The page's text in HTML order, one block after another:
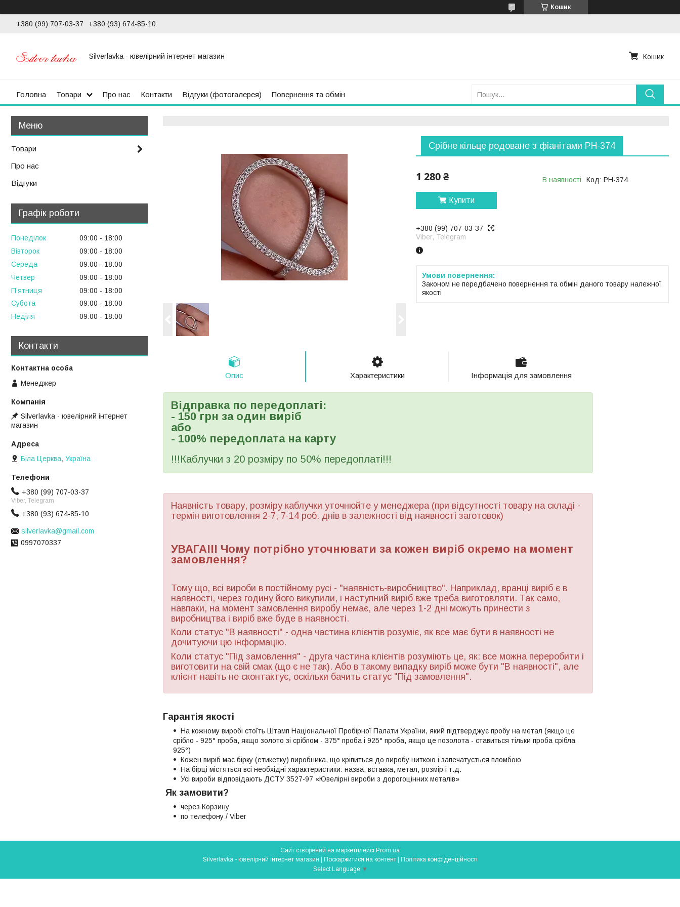
Кошик
+380 (99) 707-03-37 +380 (93) 674-85-10
Silverlavka - ювелірний інтернет магазин Кошик
Головна Товари Про нас Контакти Відгуки (фотогалерея) Повернення та обмін
Срібне кільце родоване з фіанітами РН-374
1 280 ₴ В наявності Код: РН-374
Купити
+380 (99) 707-03-37
Viber, Telegram
Законом не передбачено повернення та обмін даного товару належної
якості
Опис Характеристики Інформація для замовлення
Відправка по передоплаті:
- 150 грн за один виріб
або
- 100% передоплата на карту
!!!Каблучки з 20 розміру по 50% передоплаті!!!
Наявність товару, розміру каблучки уточнюйте у менеджера (при відсутності товару на складі -
термін виготовлення 2-7, 7-14 роб. днів в залежності від наявності заготовок)
УВАГА!!! Чому потрібно уточнювати за кожен виріб окремо на момент
замовлення?
Тому що, всі вироби в постійному русі - "наявність-виробництво". Наприклад, вранці виріб є в
наявності, через годину його викупили, і наступний виріб вже треба виготовляти. Так само,
навпаки, на момент замовлення виробу немає, але через 1-2 дні можуть принести з
виробництва і виріб вже буде в наявності.
Коли статус "В наявності" - одна частина клієнтів розуміє, як все має бути в наявності не
дочитуючи цю інформацію.
Коли статус "Під замовлення" - друга частина клієнтів розуміють це, як: все можна переробити і
виготовити на свій смак (що є не так). Або в такому випадку виріб може бути "В наявності", але
клієнт навіть не сконтактує, оскільки бачить статус "Під замовлення".
Гарантія якості
На кожному виробі стоїть Штамп Національної Пробірної Палати України, який підтверджує пробу на метал (якщо це
срібло - 925° проба, якщо золото зі сріблом - 375° проба і 925° проба, якщо це позолота - ставиться тільки проба срібла
925°)
Кожен виріб має бірку (етикетку) виробника, що кріпиться до виробу ниткою і запечатується пломбою
На бірці містяться всі необхідні характеристики: назва, вставка, метал, розмір і т.д.
Усі вироби відповідають ДСТУ 3527-97 «Ювелірні вироби з дорогоцінних металів»
Як замовити?
через Корзину
по телефону / Viber
Товари
Про нас
Відгуки
Графік роботи
Понеділок 09:00
18:00
Вівторок
09:00
18:00
Середа
09:00
18:00
Четвер
09:00
18:00
Пʼятниця
09:00
18:00
Субота
09:00
18:00
Неділя
09:00 18:00
Контакти
Менеджер
Silverlavka - ювелірний інтернет
магазин
Біла Церква, Україна
+380 (99) 707-03-37
Viber, Telegram
+380 (93) 674-85-10
silverlavka@gmail.com
0997070337
Сайт створений на маркетплейсі Prom.ua
Silverlavka - ювелірний інтернет магазин | Поскаржитися на контент | Політика конфіденційності
Select Language ▼